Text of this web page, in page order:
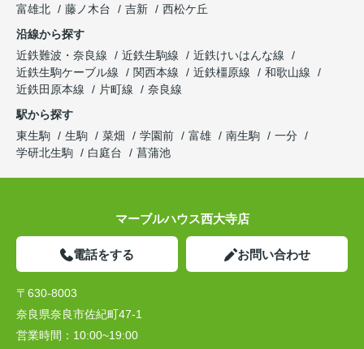
富雄北
藤ノ木台 吉新
西松ケ丘
沿線から探す
近鉄難波・奈良線
近鉄生駒線
近鉄けいはんな線
近鉄生駒ケーブル線
関西本線 近鉄橿原線
和歌山線
近鉄田原本線
片町線
奈良線
駅から探す
東生駒
生駒 菜畑 学園前 富雄 南生駒
一分
学研北生駒
白庭台 菖蒲池
マーブルハウス西大寺店
電話をする お問い合わせ
〒630-8003
奈良県奈良市佐紀町47-1
営業時間： 10:00~19:00